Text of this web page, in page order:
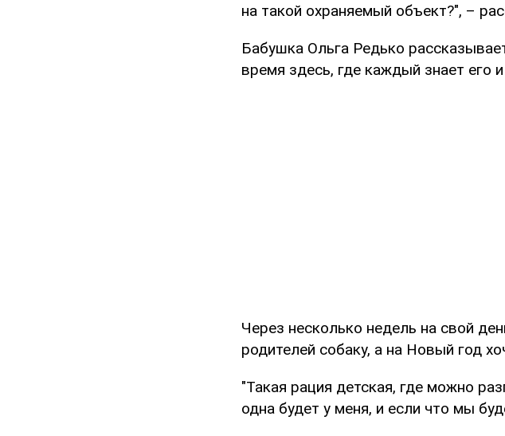
на такой охраняемый объект?", –
Бабушка Ольга Редько
время здесь, где каждый знает его
Через несколько недель на свой
родителей собаку, а на Новый год
"Такая рация детская, где можно
одна будет у меня, и если что мы